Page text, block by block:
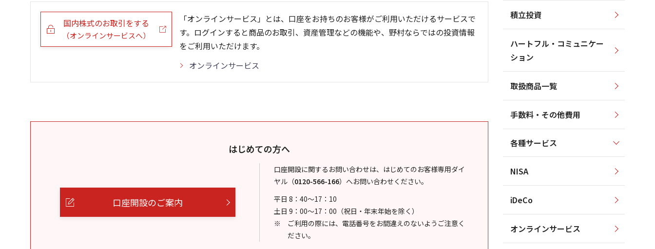
13週移動平均 26週移動平均 出来高(千)
5ヶ月移動平均 25ヶ月移動平均 出来高(千)
国内株式のお取引をする
（オンラインサービスへ）
「オンラインサービス」とは、口座をお持ちのお客様がご利用いただけるサービスで
す。ログインすると商品のお取引、資産管理などの機能や、野村ならではの投資情報
をご利用いただけます。
オンラインサービス
はじめての方へ
口座開設のご案内
口座開設に関するお問い合わせは、はじめてのお客様専用ダイ
ヤル （0120-566-166） へお問い合わせください。
平日 8：40～17：10
土日 9：00～17：00（祝日・年末年始を除く）
ご利用の際には、電話番号をお間違えのないようご注意く
ださい。
積立投資
ハートフル・コミュニケー
ション
取扱商品一覧
手数料・その他費用
各種サービス
NISA
iDeCo
オンラインサービス